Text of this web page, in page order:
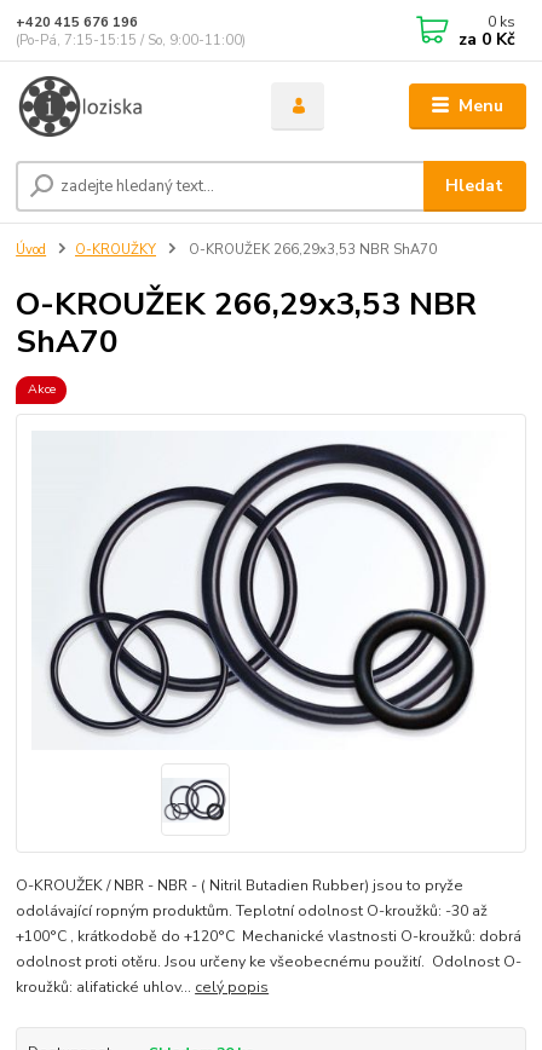
Menu
Hledat
+420 415 676 196
(Po-Pá, 7:15-15:15 / So, 9:00-11:00)
0 ks
za 0 Kč
Úvod O-KROUŽKY O-KROUŽEK 266,29x3,53 NBR ShA70
O-KROUŽEK 266,29x3,53 NBR
ShA70
Akce
O-KROUŽEK / NBR - NBR - ( Nitril Butadien Rubber) jsou to pryže
odolávající ropným produktům. Teplotní odolnost O-kroužků: -30 až
+100°C , krátkodobě do +120°C Mechanické vlastnosti O-kroužků: dobrá
odolnost proti otěru. Jsou určeny ke všeobecnému použití. Odolnost O-
kroužků: alifatické uhlov... celý popis